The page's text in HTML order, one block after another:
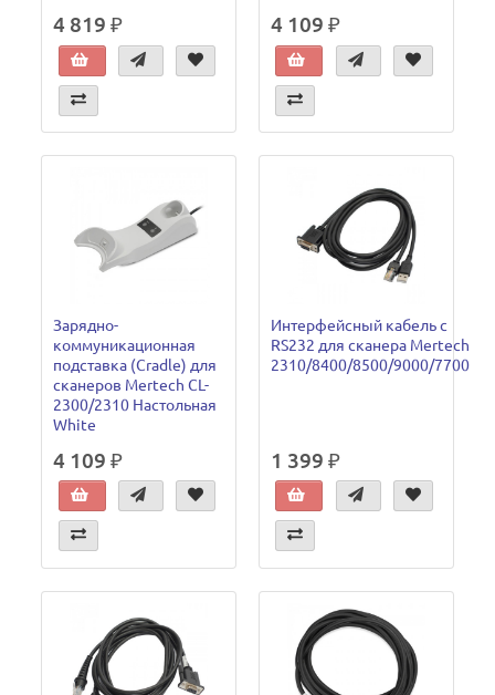
4 819 ₽ 4 109 ₽
Зарядно-
коммуникационная
подставка (Cradle) для
сканеров Mertech CL-
2300/2310 Настольная
White
4 109 ₽
Интерфейсный кабель с
RS232 для сканера Mertech
2310/8400/8500/9000/7700
1 399 ₽